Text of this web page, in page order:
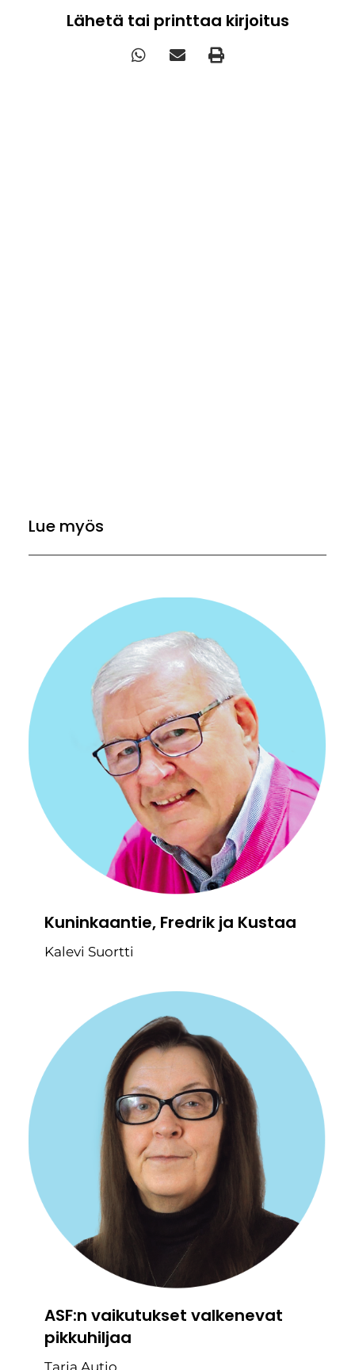
Lähetä tai printtaa kirjoitus
Lue myös
Kuninkaantie, Fredrik ja Kustaa
Kalevi Suortti
ASF:n vaikutukset valkenevat
pikkuhiljaa
Tarja Autio